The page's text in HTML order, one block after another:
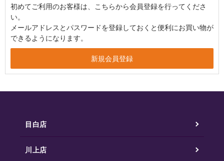
初めてご利用のお客様は、こちらから会員登録を行ってくださ
い。
メールアドレスとパスワードを登録しておくと便利にお買い物が
できるようになります。
目白店
川上店